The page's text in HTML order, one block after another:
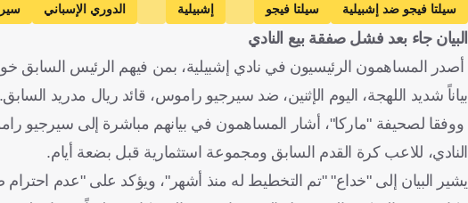
Getty Images
سيلتا فيجو ضد إشبيلية سيلتا فيجو إشبيلية الدوري الإسباني
البيان جاء بعد فشل صفقة بيع النادي
أصدر المساهمون الرئيسيون في نادي إشبيلية، بمن فيهم الرئيس السابق
بياناً شديد اللهجة، اليوم الإثنين، ضد سيرجيو راموس، قائد ريال مدريد السابق.
ووفقا لصحيفة "ماركا"، أشار المساهمون في بيانهم مباشرة إلى سيرجيو
النادي، للاعب كرة القدم السابق ومجموعة استثمارية قبل بضعة أيام.
يشير البيان إلى "خداع" "تم التخطيط له منذ أشهر"، ويؤكد على "عدم